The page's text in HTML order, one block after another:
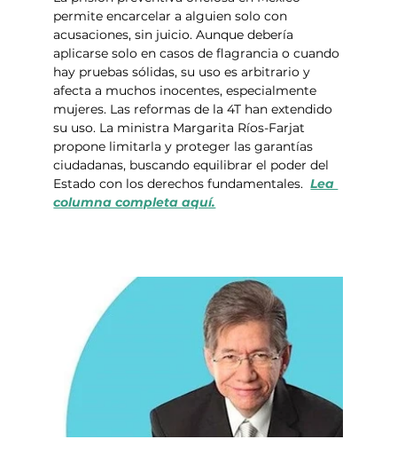
permite encarcelar a alguien solo con
acusaciones, sin juicio. Aunque debería
aplicarse solo en casos de flagrancia o cuando
hay pruebas sólidas, su uso es arbitrario y
afecta a muchos inocentes, especialmente
mujeres. Las reformas de la 4T han extendido
su uso. La ministra Margarita Ríos-Farjat
propone limitarla y proteger las garantías
ciudadanas, buscando equilibrar el poder del
Estado con los derechos fundamentales. Lea
columna completa aquí.